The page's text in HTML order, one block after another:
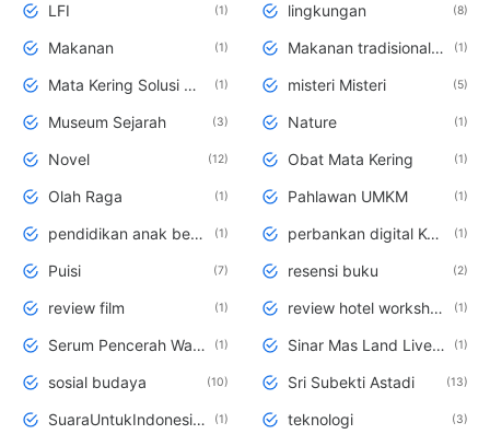
LFI 1 lingkungan 8
Makanan 1 Makanan tradisional Cemilan Sehat 1
Mata Kering Solusi Mata Kering 1 misteri Misteri 5
Museum Sejarah 3 Nature 1
Novel 12 Obat Mata Kering 1
Olah Raga 1 Pahlawan UMKM 1
pendidikan anak berkebutuhan khusus Rumah Belajar Anak Kudus 1 perbankan digital Keuangan 1
Puisi 7 resensi buku 2
review film 1 review hotel workshop 1
Serum Pencerah Wajah 1 Sinar Mas Land Liveble City 1
sosial budaya 10 Sri Subekti Astadi 13
SuaraUntukIndonesiaBebasKusta Kesehatan KBR 1 teknologi 3